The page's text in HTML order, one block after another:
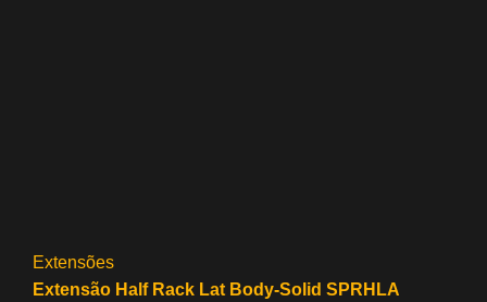
Extensões
Extensão Half Rack Lat Body-Solid SPRHLA